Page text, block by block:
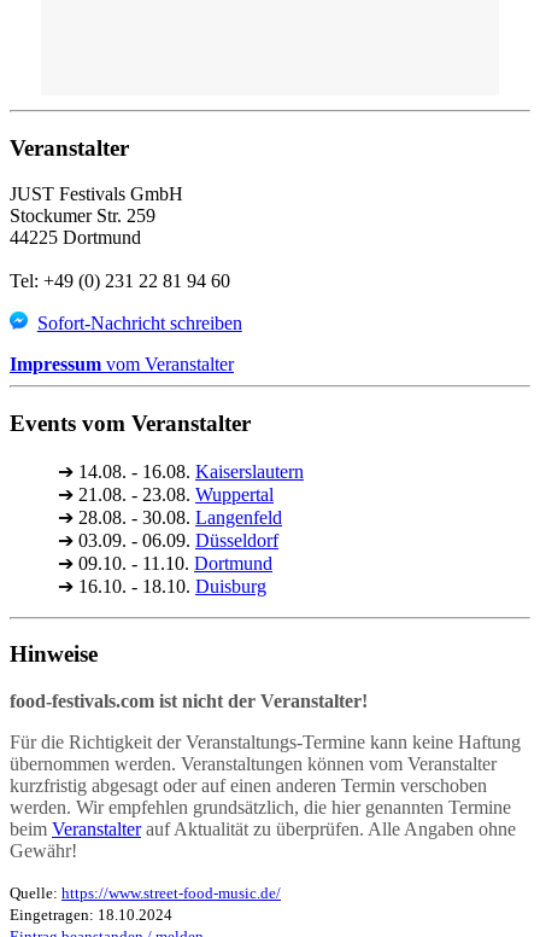
Veranstalter
JUST Festivals GmbH
Stockumer Str. 259
44225 Dortmund
Tel: +49 (0) 231 22 81 94 60
Sofort-Nachricht schreiben
Impressum vom Veranstalter
Events vom Veranstalter
➔ 14.08. - 16.08. Kaiserslautern
➔ 21.08. - 23.08. Wuppertal
➔ 28.08. - 30.08. Langenfeld
➔ 03.09. - 06.09. Düsseldorf
➔ 09.10. - 11.10. Dortmund
➔ 16.10. - 18.10. Duisburg
Hinweise
food-festivals.com ist nicht der Veranstalter!
Für die Richtigkeit der Veranstaltungs-Termine kann keine Haftung
übernommen werden. Veranstaltungen können vom Veranstalter
kurzfristig abgesagt oder auf einen anderen Termin verschoben
werden. Wir empfehlen grundsätzlich, die hier genannten Termine
beim Veranstalterauf Aktualität zu überprüfen. Alle Angaben ohne
Gewähr!
Quelle: https://www.street-food-music.de/
Eingetragen: 18.10.2024